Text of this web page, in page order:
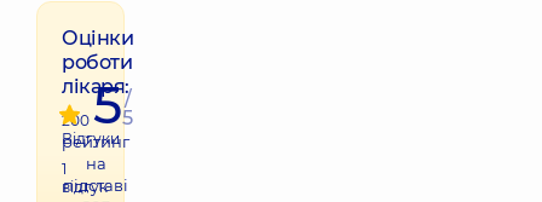
Оцінки
роботи
лікаря:
200
Відгуки
1
відгук
5/
5
рейтинг
на
підставі